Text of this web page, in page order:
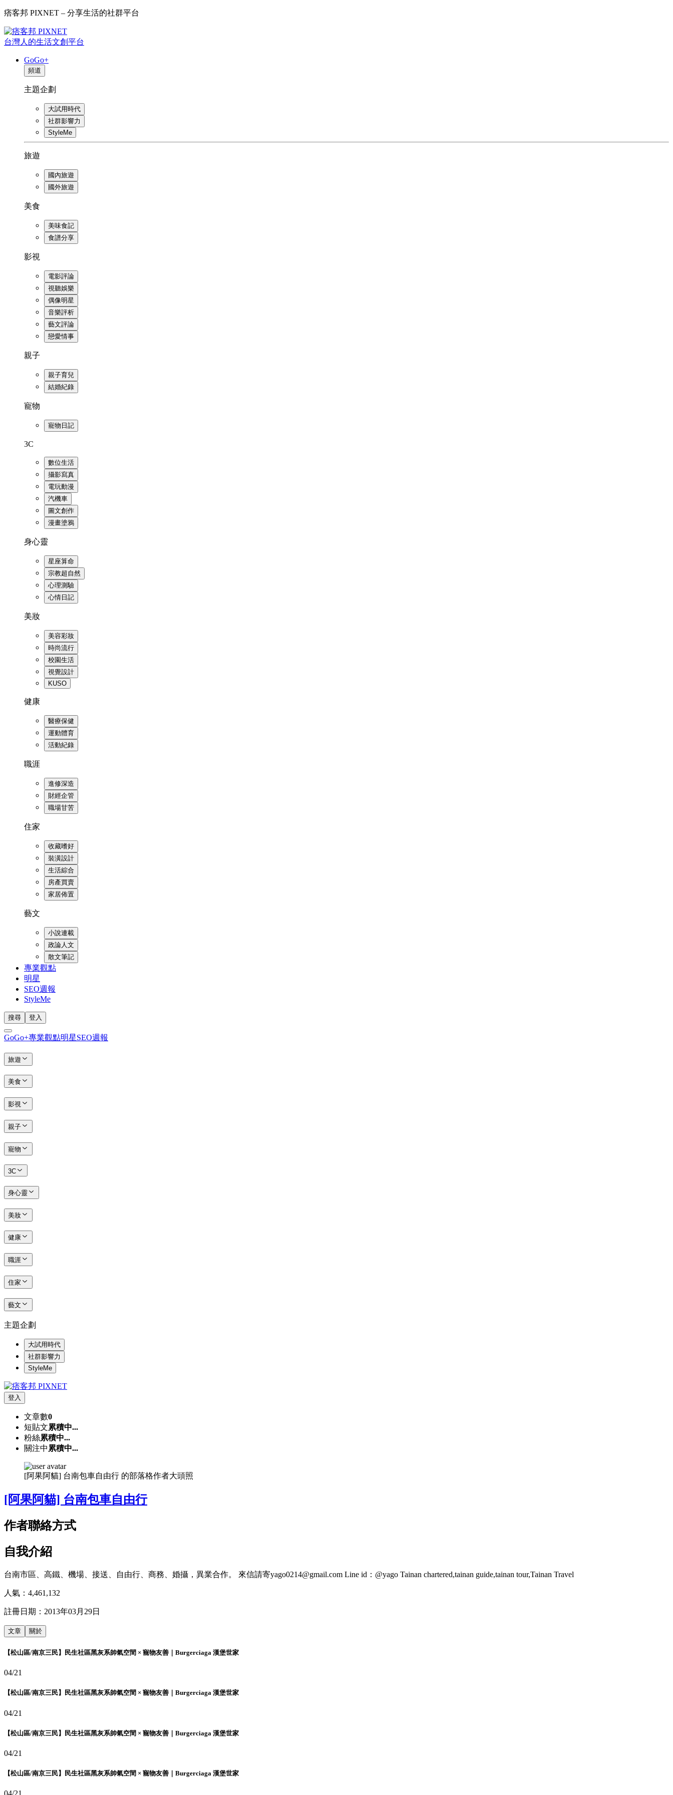
痞客邦 PIXNET – 分享生活的社群平台
台灣人的生活文創平台
GoGo+
頻道
主題企劃
大試用時代
社群影響力
StyleMe
旅遊
國內旅遊
國外旅遊
美食
美味食記
食譜分享
影視
電影評論
視聽娛樂
偶像明星
音樂評析
藝文評論
戀愛情事
親子
親子育兒
結婚紀錄
寵物
寵物日記
3C
數位生活
攝影寫真
電玩動漫
汽機車
圖文創作
漫畫塗鴉
身心靈
星座算命
宗教超自然
心理測驗
心情日記
美妝
美容彩妝
時尚流行
校園生活
視覺設計
KUSO
健康
醫療保健
運動體育
活動紀錄
職涯
進修深造
財經企管
職場甘苦
住家
收藏嗜好
裝潢設計
生活綜合
房產買賣
家居佈置
藝文
小說連載
政論人文
散文筆記
專業觀點
明星
SEO週報
StyleMe
搜尋 登入
GoGo+專業觀點明星SEO週報
旅遊
美食
影視
親子
寵物
3C
身心靈
美妝
健康
職涯
住家
藝文
主題企劃
大試用時代
社群影響力
StyleMe
登入
文章數0
短貼文累積中...
粉絲累積中...
關注中 累積中...
[阿果阿貓] 台南包車自由行 的部落格作者大頭照
[阿果阿貓] 台南包車自由行
作者聯絡方式
自我介紹
台南市區、高鐵、機場、接送、自由行、商務、婚攝，異業合作。 來信請寄yago0214@gmail.com Line id：@yago Tainan chartered,tainan guide,tainan tour,Tainan Travel
人氣： 4,461,132
註冊日期： 2013年03月29日
文章 關於
【松山區/南京三民】民生社區黑灰系帥氣空間 × 寵物友善｜Burgerciaga 漢堡世家
04/21
【松山區/南京三民】民生社區黑灰系帥氣空間 × 寵物友善｜Burgerciaga 漢堡世家
04/21
【松山區/南京三民】民生社區黑灰系帥氣空間 × 寵物友善｜Burgerciaga 漢堡世家
04/21
【松山區/南京三民】民生社區黑灰系帥氣空間 × 寵物友善｜Burgerciaga 漢堡世家